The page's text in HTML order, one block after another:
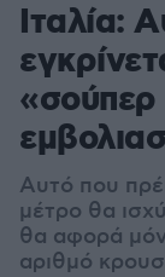
Ιταλία:
Αυτό που
μέτρο θα
θα αφορά
αριθμό